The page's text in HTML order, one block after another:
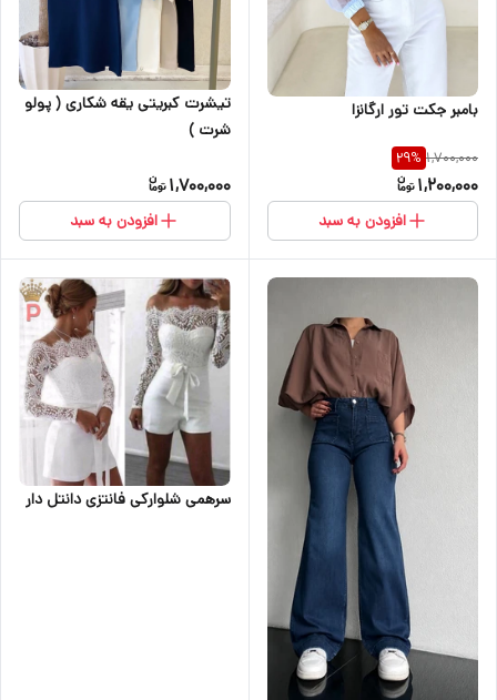
بامبر جکت تور ارگانزا
1,700,000
29%
1,200,000
افزودن به سبد
تیشرت کبریتی یقه شکاری ( پولو
شرت )
1,700,000
افزودن به سبد
سرهمی شلوارکی فانتزی دانتل دار